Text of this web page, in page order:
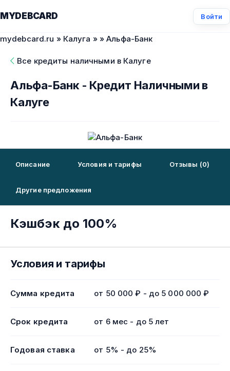
MYDEBCARD Войти
mydebcard.ru » Калуга » » Альфа-Банк
Все кредиты наличными в Калуге
Альфа-Банк - Кредит Наличными в
Калуге
Описание Условия и тарифы Отзывы (0)
Другие предложения
Кэшбэк до 100%
Условия и тарифы
Сумма кредита от 50 000 ₽ - до 5 000 000 ₽
Срок кредита от 6 мес - до 5 лет
Годовая ставка от 5% - до 25%